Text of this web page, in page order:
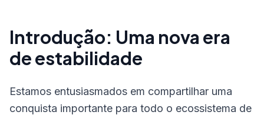
Introdução: Uma nova era
de estabilidade
Estamos entusiasmados em compartilhar uma
conquista importante para todo o ecossistema de